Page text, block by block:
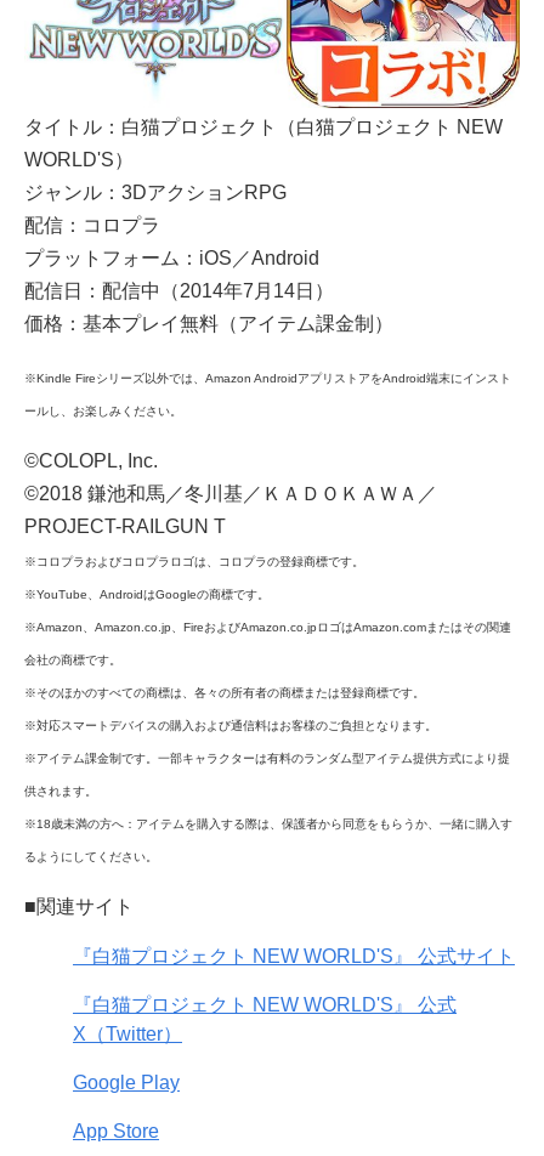
タイトル：白猫プロジェクト（白猫プロジェクト NEW
WORLD'S）
ジャンル：3DアクションRPG
配信：コロプラ
プラットフォーム：iOS／Android
配信日：配信中（2014年7月14日）
価格：基本プレイ無料（アイテム課金制）
※Kindle Fireシリーズ以外では、Amazon AndroidアプリストアをAndroid端末にインスト
ールし、お楽しみください。
©COLOPL, Inc.
©2018 鎌池和馬／冬川基／ＫＡＤＯＫＡＷＡ／
PROJECT-RAILGUN T
※コロプラおよびコロプラロゴは、コロプラの登録商標です。
※YouTube、AndroidはGoogleの商標です。
※Amazon、Amazon.co.jp、FireおよびAmazon.co.jpロゴはAmazon.comまたはその関連
会社の商標です。
※そのほかのすべての商標は、各々の所有者の商標または登録商標です。
※対応スマートデバイスの購入および通信料はお客様のご負担となります。
※アイテム課金制です。一部キャラクターは有料のランダム型アイテム提供方式により提
供されます。
※18歳未満の方へ：アイテムを購入する際は、保護者から同意をもらうか、一緒に購入す
るようにしてください。
■関連サイト
『白猫プロジェクト NEW WORLD'S』 公式サイト
『白猫プロジェクト NEW WORLD'S』 公式
X（Twitter）
Google Play
App Store